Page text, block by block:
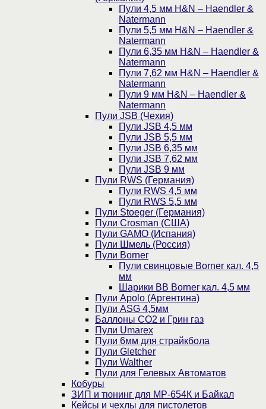
Пули 4,5 мм H&N – Haendler &
Natermann
Пули 5,5 мм H&N – Haendler &
Natermann
Пули 6,35 мм H&N – Haendler &
Natermann
Пули 7,62 мм H&N – Haendler &
Natermann
Пули 9 мм H&N – Haendler &
Natermann
Пули JSB (Чехия)
Пули JSB 4,5 мм
Пули JSB 5,5 мм
Пули JSB 6,35 мм
Пули JSB 7,62 мм
Пули JSB 9 мм
Пули RWS (Германия)
Пули RWS 4,5 мм
Пули RWS 5,5 мм
Пули Stoeger (Германия)
Пули Crosman (США)
Пули GAMO (Испания)
Пули Шмель (Россия)
Пули Borner
Пули свинцовые Borner кал. 4,5
мм
Шарики BB Borner кал. 4,5 мм
Пули Apolo (Аргентина)
Пули ASG 4,5мм
Баллоны CO2 и Грин газ
Пули Umarex
Пули 6мм для страйкбола
Пули Gletcher
Пули Walther
Пули для Гелевых Автоматов
Кобуры
ЗИП и тюнинг для МР-654К и Байкал
Кейсы и чехлы для пистолетов